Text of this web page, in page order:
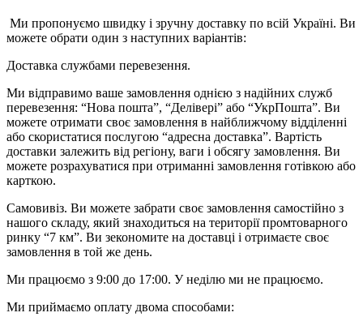
Ми пропонуємо швидку і зручну доставку по всій Україні. Ви
можете обрати один з наступних варіантів:
Доставка службами перевезення.
Ми відправимо ваше замовлення однією з надійних служб
перевезення: “Нова пошта”, “Делівері” або “УкрПошта”. Ви
можете отримати своє замовлення в найближчому відділенні
або скористатися послугою “адресна доставка”. Вартість
доставки залежить від регіону, ваги і обсягу замовлення. Ви
можете розрахуватися при отриманні замовлення готівкою або
карткою.
Самовивіз. Ви можете забрати своє замовлення самостійно з
нашого складу, який знаходиться на території промтоварного
ринку “7 км”. Ви зекономите на доставці і отримаєте своє
замовлення в той же день.
Ми працюємо з 9:00 до 17:00. У неділю ми не працюємо.
Ми приймаємо оплату двома способами: